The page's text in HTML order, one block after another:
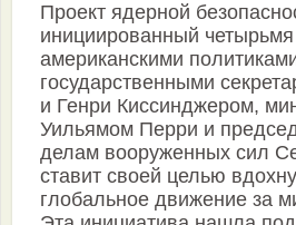
Проект ядерной
инициированный
американскими
государственными
и Генри Киссинджером,
Уильямом Перри и
делам вооруженных сил
ставит своей целью
глобальное движение за